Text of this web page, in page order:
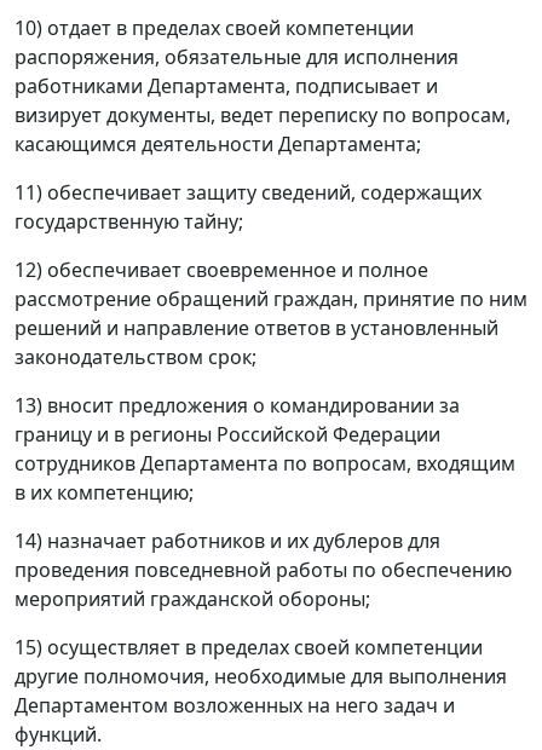
10) отдает в пределах своей компетенции
распоряжения, обязательные для исполнения
работниками Департамента, подписывает и
визирует документы, ведет переписку по вопросам,
касающимся деятельности Департамента;
11) обеспечивает защиту сведений, содержащих
государственную тайну;
12) обеспечивает своевременное и полное
рассмотрение обращений граждан, принятие по ним
решений и направление ответов в установленный
законодательством срок;
13) вносит предложения о командировании за
границу и в регионы Российской Федерации
сотрудников Департамента по вопросам, входящим
в их компетенцию;
14) назначает работников и их дублеров для
проведения повседневной работы по обеспечению
мероприятий гражданской обороны;
15) осуществляет в пределах своей компетенции
другие полномочия, необходимые для выполнения
Департаментом возложенных на него задач и
функций.